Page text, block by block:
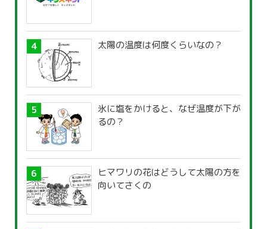
太陽の温度は何度くらいなの？
氷に塩をかけると、なぜ温度が下が
るの？
ヒマワリの花はどうして太陽の方を
向いてさくの